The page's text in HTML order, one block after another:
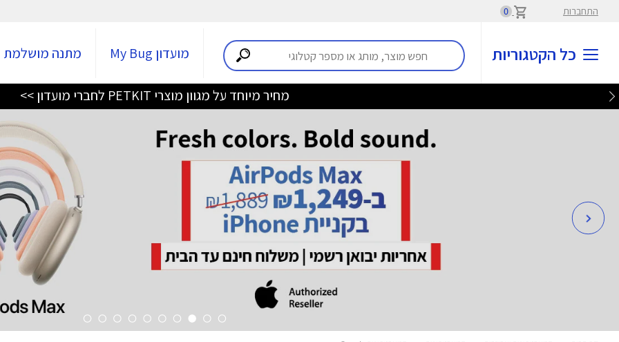
התחברות 0
כל הקטגוריות מועדון My Bug מתנה מושלמת
מחיר מיוחד על מגוון מוצרי PETKIT לחברי מועדון >>